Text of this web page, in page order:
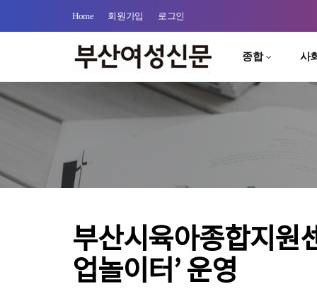
Home 회원가입 로그인
종합 사
부산시육아종합지원
업놀이터’ 운영